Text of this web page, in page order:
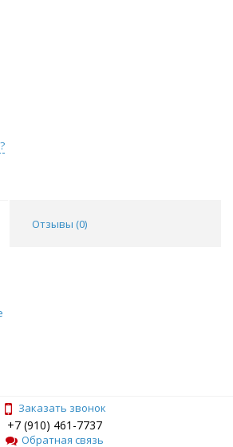
Отзывы (0)
Заказать звонок
+7 (910) 461-7737
Обратная связь